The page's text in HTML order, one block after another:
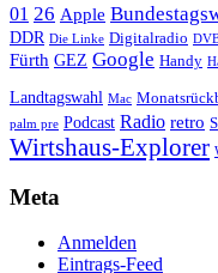
01 26 Apple
DDR Die Linke Digitalradio
Fürth GEZ Google Handy
Landtagswahl Mac
palm pre Podcast Radio retro
Wirtshaus-Explorer
Meta
Anmelden
Eintrags-Feed